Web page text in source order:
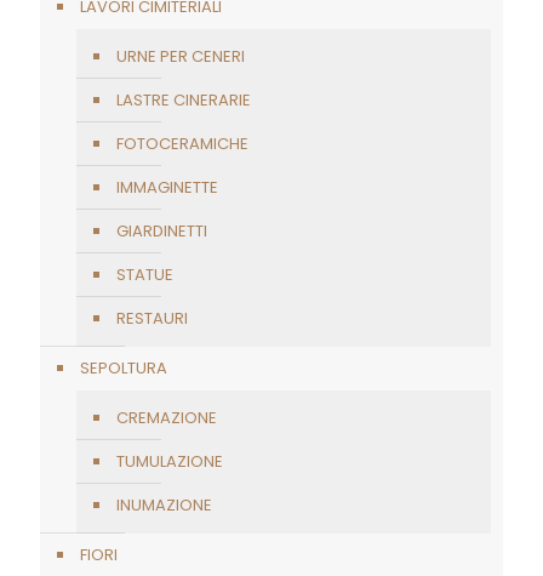
LAVORI CIMITERIALI
URNE PER CENERI
LASTRE CINERARIE
FOTOCERAMICHE
IMMAGINETTE
GIARDINETTI
STATUE
RESTAURI
SEPOLTURA
CREMAZIONE
TUMULAZIONE
INUMAZIONE
FIORI